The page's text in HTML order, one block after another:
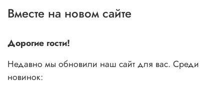
Вместе на новом сайте
Дорогие гости!
Недавно мы обновили наш сайт для вас. Среди
новинок: